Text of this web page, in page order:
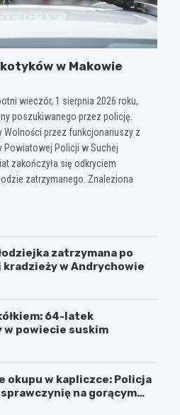
w Makowie
wieczór, 1 sierpnia 2026 roku,
poszukiwanego przez policję.
Wolności przez funkcjonariuszy z
Powiatowej Policji w Suchej
zakończyła się odkryciem
zatrzymanego. Znaleziona
zatrzymana po
w Andrychowie
64-latek
w powiecie suskim
okupu w kapliczce: Policja
na gorącym